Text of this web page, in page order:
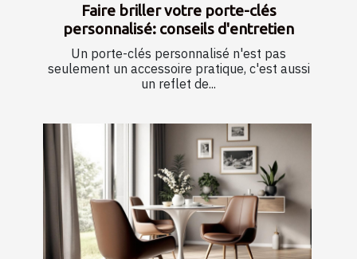
Faire briller votre porte-clés
personnalisé: conseils d'entretien
Un porte-clés personnalisé n'est pas
seulement un accessoire pratique, c'est aussi
un reflet de...